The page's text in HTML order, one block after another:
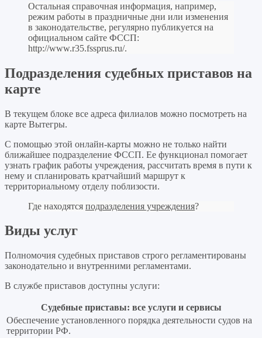
Остальная справочная информация, например,
режим работы в праздничные дни или изменения
в законодательстве, регулярно публикуется на
официальном сайте ФССП:
http://www.r35.fssprus.ru/.
Подразделения судебных приставов на
карте
В текущем блоке все адреса филиалов можно посмотреть на
карте Вытегры.
С помощью этой онлайн-карты можно не только найти
ближайшее подразделение ФССП. Ее функционал помогает
узнать график работы учреждения, рассчитать время в пути к
нему и спланировать кратчайший маршрут к
территориальному отделу поблизости.
Где находятся подразделения учреждения?
Виды услуг
Полномочия судебных приставов строго регламентированы
законодательно и внутренними регламентами.
В службе приставов доступны услуги:
Судебные приставы: все услуги и сервисы
Обеспечение установленного порядка деятельности судов на
территории РФ.